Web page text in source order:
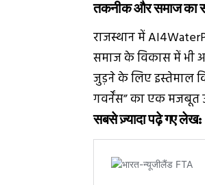
तकनीक और समाज का
राजस्थान में
समाज के विकास में भी
जुड़ने के लिए इस्तेमाल
गवर्नेंस” का एक
सबसे ज़्यादा पढ़े गए लेख: